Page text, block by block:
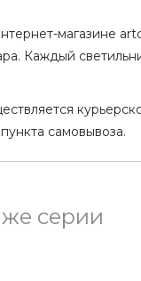
магазине
Каждый
самовывоза.
серии